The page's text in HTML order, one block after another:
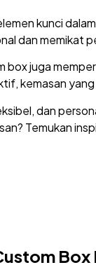
kunci
dan memikat
box juga
kemasan
dan
Temukan